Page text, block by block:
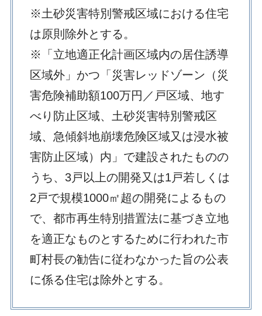
※土砂災害特別警戒区域における住宅
は原則除外とする。
※「立地適正化計画区域内の居住誘導
区域外」かつ「災害レッドゾーン（災
害危険補助額100万円／戸区域、地す
べり防止区域、土砂災害特別警戒区
域、急傾斜地崩壊危険区域又は浸水被
害防止区域）内」で建設されたものの
うち、3戸以上の開発又は1戸若しくは
2戸で規模1000㎡超の開発によるもの
で、都市再生特別措置法に基づき立地
を適正なものとするために行われた市
町村長の勧告に従わなかった旨の公表
に係る住宅は除外とする。